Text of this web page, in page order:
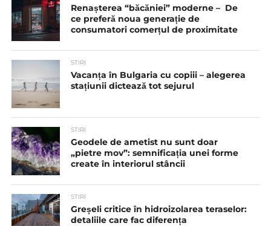
Renașterea “băcăniei” moderne – De
ce preferă noua generație de
consumatori comerțul de proximitate
STIRI
Vacanța în Bulgaria cu copiii – alegerea
stațiunii dictează tot sejurul
STIRI
Geodele de ametist nu sunt doar
„pietre mov”: semnificația unei forme
create în interiorul stâncii
STIRI
Greșeli critice în hidroizolarea teraselor:
detaliile care fac diferența